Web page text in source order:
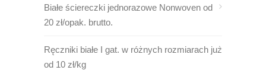
Białe ściereczki jednorazowe Nonwoven od
20 zł/opak. brutto.
Ręczniki białe I gat. w różnych rozmiarach już
od 10 zł/kg